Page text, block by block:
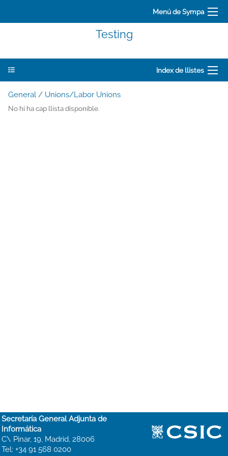
Menú de Sympa
Testing
Index de llistes
General / Unions/Labor Unions
No hi ha cap llista disponible.
Secretaría General Adjunta de
Informática
C\ Pinar, 19, Madrid, 28006
Tel: +34 91 568 0200